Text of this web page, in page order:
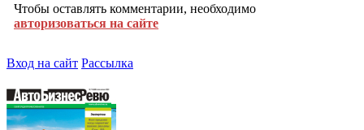
Чтобы оставлять комментарии, необходимо
авторизоваться на сайте
Вход на сайт Рассылка